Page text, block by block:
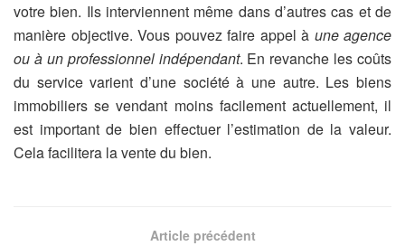
votre bien. Ils interviennent même dans d’autres cas et de
manière objective. Vous pouvez faire appel à une agence
ou à un professionnel indépendant. En revanche les coûts
du service varient d’une société à une autre. Les biens
immobiliers se vendant moins facilement actuellement, il
est important de bien effectuer l’estimation de la valeur.
Cela facilitera la vente du bien.
Article précédent